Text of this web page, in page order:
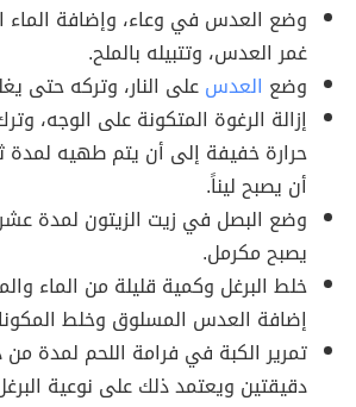
وضع العدس في وعاء، وإضافة الماء
غمر العدس، وتتبيله بالملح.
وضع العدسعلى النار، وتركه حتى
إزالة الرغوة المتكونة على الوجه،
حرارة خفيفة إلى أن يتم طهيه لمدة
أن يصبح ليناً.
وضع البصل في زيت الزيتون لمدة
يصبح مكرمل.
خلط البرغل وكمية قليلة من الماء
إضافة العدس المسلوق وخلط
تمرير الكبة في فرامة اللحم لمدة
دقيقتين ويعتمد ذلك على نوعية